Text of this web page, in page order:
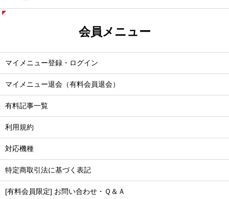
会員メニュー
マイメニュー登録・ログイン
マイメニュー退会（有料会員退会）
有料記事一覧
利用規約
対応機種
特定商取引法に基づく表記
[有料会員限定] お問い合わせ・Ｑ＆Ａ